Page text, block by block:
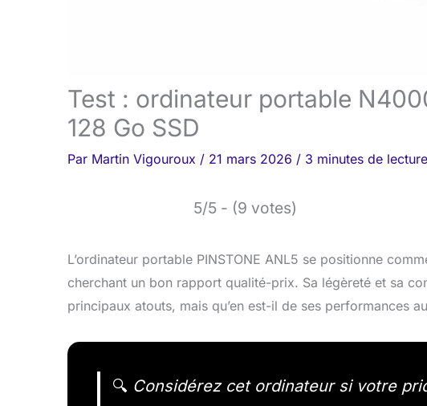
Test : ordinateur portable
128 Go SSD
Par Martin Vigouroux / 21 mars 2026 / 3 minutes de lecture
5/5 - (9 votes)
L’ordinateur portable PINSTONE ANL5 se positionne
cherchant un bon rapport qualité-prix. Sa légèreté et sa
principaux atouts, mais qu’en est-il de ses performances
🔍 Considérez cet ordinateur si votre